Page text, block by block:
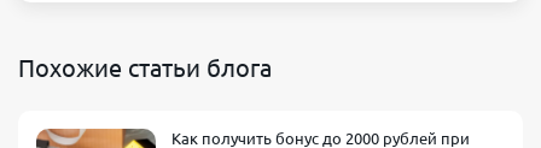
Похожие статьи блога
Как получить бонус до 2000 рублей при